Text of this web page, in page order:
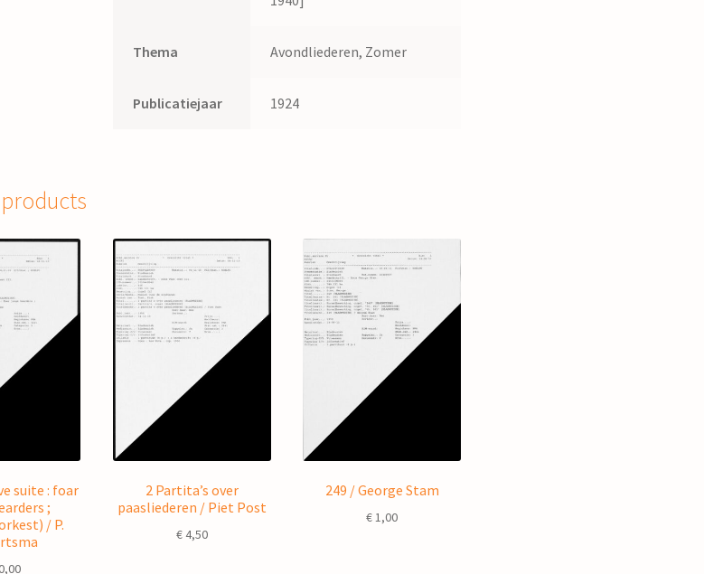
Thema Avondliederen, Zomer
Publicatiejaar 1924
suite : foar
;
/ P.
2 Partita’s over
paasliederen / Piet Post
€4,50
249 / George Stam
€ 1,00